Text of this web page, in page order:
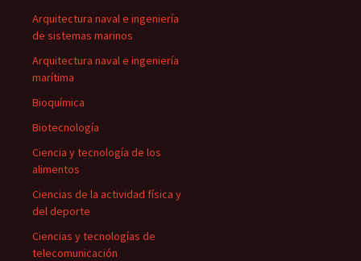
Arquitectura naval e ingeniería
de sistemas marinos
Arquitectura naval e ingeniería
marítima
Bioquímica
Biotecnología
Ciencia y tecnología de los
alimentos
Ciencias de la actividad física y
del deporte
Ciencias y tecnologías de
telecomunicación